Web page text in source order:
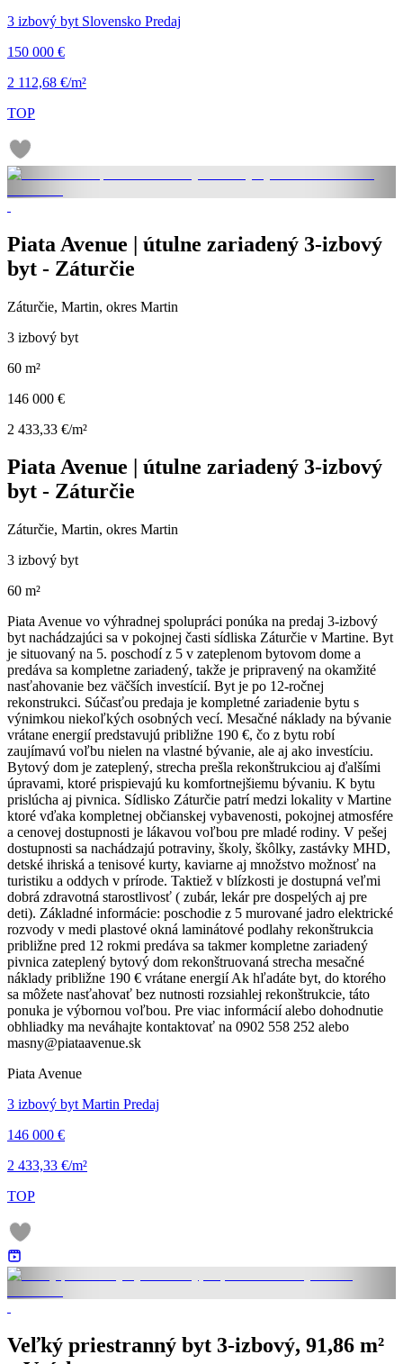
3 izbový byt Slovensko Predaj
150 000 €
2 112,68 €/m²
TOP
Piata Avenue | útulne zariadený 3-izbový
byt - Záturčie
Záturčie, Martin, okres Martin
3 izbový byt
60 m²
146 000 €
2 433,33 €/m²
Piata Avenue | útulne zariadený 3-izbový
byt - Záturčie
Záturčie, Martin, okres Martin
3 izbový byt
60 m²
Piata Avenue vo výhradnej spolupráci ponúka na predaj 3-izbový
byt nachádzajúci sa v pokojnej časti sídliska Záturčie v Martine. Byt
je situovaný na 5. poschodí z 5 v zateplenom bytovom dome a
predáva sa kompletne zariadený, takže je pripravený na okamžité
nasťahovanie bez väčších investícií. Byt je po 12-ročnej
rekonstrukci. Súčasťou predaja je kompletné zariadenie bytu s
výnimkou niekoľkých osobných vecí. Mesačné náklady na bývanie
vrátane energií predstavujú približne 190 €, čo z bytu robí
zaujímavú voľbu nielen na vlastné bývanie, ale aj ako investíciu.
Bytový dom je zateplený, strecha prešla rekonštrukciou aj ďalšími
úpravami, ktoré prispievajú ku komfortnejšiemu bývaniu. K bytu
prislúcha aj pivnica. Sídlisko Záturčie patrí medzi lokality v Martine
ktoré vďaka kompletnej občianskej vybavenosti, pokojnej atmosfére
a cenovej dostupnosti je lákavou voľbou pre mladé rodiny. V pešej
dostupnosti sa nachádzajú potraviny, školy, škôlky, zastávky MHD,
detské ihriská a tenisové kurty, kaviarne aj množstvo možnosť na
turistiku a oddych v prírode. Taktiež v blízkosti je dostupná veľmi
dobrá zdravotná starostlivosť ( zubár, lekár pre dospelých aj pre
deti). Základné informácie: poschodie z 5 murované jadro elektrické
rozvody v medi plastové okná laminátové podlahy rekonštrukcia
približne pred 12 rokmi predáva sa takmer kompletne zariadený
pivnica zateplený bytový dom rekonštruovaná strecha mesačné
náklady približne 190 € vrátane energií Ak hľadáte byt, do ktorého
sa môžete nasťahovať bez nutnosti rozsiahlej rekonštrukcie, táto
ponuka je výbornou voľbou. Pre viac informácií alebo dohodnutie
obhliadky ma neváhajte kontaktovať na 0902 558 252 alebo
masny@piataavenue.sk
Piata Avenue
3 izbový byt Martin Predaj
146 000 €
2 433,33 €/m²
TOP
Veľký priestranný byt 3-izbový, 91,86 m²